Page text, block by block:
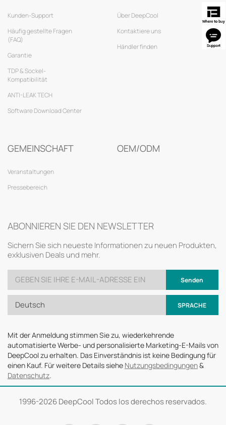
Kunden-Support
Häufig gestellte Fragen
(FAQ)
Garantie
TDP & Sockel-
Kompatibilität
ANTI-LEAK TECH
Software Download Center
Über DeepCool
Kontaktiere uns
Händler finden
GEMEINSCHAFT
Veranstaltungen
Pressebereich
OEM/ODM
ABONNIEREN SIE DEN NEWSLETTER
Sichern Sie sich neueste Informationen zu neuen Produkten,
exklusiven Deals und mehr.
Senden
Deutsch SPRACHE
Mit der Anmeldung stimmen Sie zu, wiederkehrende
automatisierte Werbe- und personalisierte Marketing-E-Mails von
DeepCool zu erhalten. Das Einverständnis ist keine Bedingung für
einen Kauf. Für weitere Details siehe Nutzungsbedingungen&
Datenschutz.
1996-2026 DeepCool Todos los derechos reservados.